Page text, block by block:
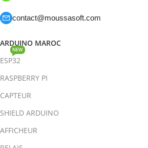
contact@moussasoft.com
ARDUINO MAROC
ESP32
NEW
RASPBERRY PI
CAPTEUR
SHIELD ARDUINO
AFFICHEUR